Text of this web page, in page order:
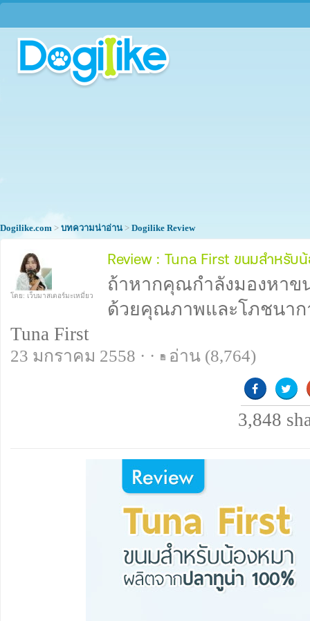
Dogilike.com > บทความน่าอ่าน > Dogilike Review
โดย: เว็บมาสเตอร์มะเหมี่ยว
Review : Tuna First ขนมสำหรับ
ถ้าหากคุณกำลังมองหาข
ด้วยคุณภาพและโภชนา
Tuna First
23 มกราคม 2558 · · อ่าน (8,764)
3,848